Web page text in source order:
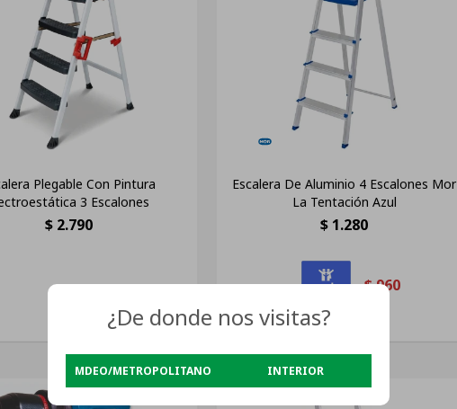
Plegable Con Pintura
3 Escalones
$ 2.790
Escalera De Aluminio 4 Escalones Mor
La Tentación Azul
$ 1.280
$960
¿De donde nos visitas?
MDEO/METROPOLITANO INTERIOR